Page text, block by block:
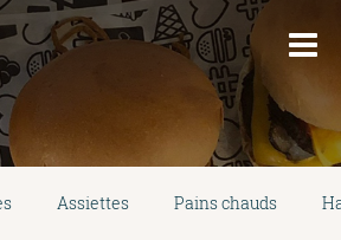
Assiettes Pains chauds